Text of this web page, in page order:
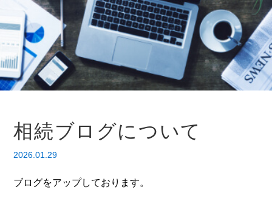
相続ブログについて
2026.01.29
ブログをアップしております。